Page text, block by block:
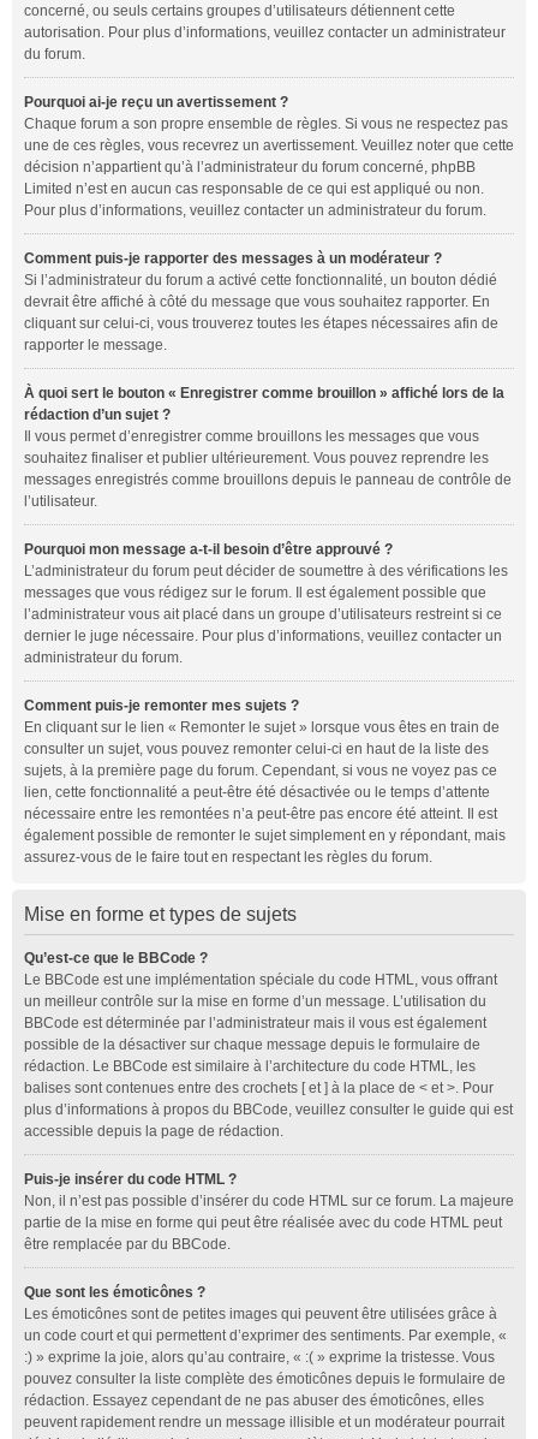
concerné, ou seuls certains groupes d’utilisateurs détiennent cette
autorisation. Pour plus d’informations, veuillez contacter un administrateur
du forum.
Pourquoi ai-je reçu un avertissement ?
Chaque forum a son propre ensemble de règles. Si vous ne respectez pas
une de ces règles, vous recevrez un avertissement. Veuillez noter que cette
décision n’appartient qu’à l’administrateur du forum concerné, phpBB
Limited n’est en aucun cas responsable de ce qui est appliqué ou non.
Pour plus d’informations, veuillez contacter un administrateur du forum.
Comment puis-je rapporter des messages à un modérateur ?
Si l’administrateur du forum a activé cette fonctionnalité, un bouton dédié
devrait être affiché à côté du message que vous souhaitez rapporter. En
cliquant sur celui-ci, vous trouverez toutes les étapes nécessaires afin de
rapporter le message.
À quoi sert le bouton « Enregistrer comme brouillon » affiché lors de la
rédaction d’un sujet ?
Il vous permet d’enregistrer comme brouillons les messages que vous
souhaitez finaliser et publier ultérieurement. Vous pouvez reprendre les
messages enregistrés comme brouillons depuis le panneau de contrôle de
l’utilisateur.
Pourquoi mon message a-t-il besoin d’être approuvé ?
L’administrateur du forum peut décider de soumettre à des vérifications les
messages que vous rédigez sur le forum. Il est également possible que
l’administrateur vous ait placé dans un groupe d’utilisateurs restreint si ce
dernier le juge nécessaire. Pour plus d’informations, veuillez contacter un
administrateur du forum.
Comment puis-je remonter mes sujets ?
En cliquant sur le lien « Remonter le sujet » lorsque vous êtes en train de
consulter un sujet, vous pouvez remonter celui-ci en haut de la liste des
sujets, à la première page du forum. Cependant, si vous ne voyez pas ce
lien, cette fonctionnalité a peut-être été désactivée ou le temps d’attente
nécessaire entre les remontées n’a peut-être pas encore été atteint. Il est
également possible de remonter le sujet simplement en y répondant, mais
assurez-vous de le faire tout en respectant les règles du forum.
Mise en forme et types de sujets
Qu’est-ce que le BBCode ?
Le BBCode est une implémentation spéciale du code HTML, vous offrant
un meilleur contrôle sur la mise en forme d’un message. L’utilisation du
BBCode est déterminée par l’administrateur mais il vous est également
possible de la désactiver sur chaque message depuis le formulaire de
rédaction. Le BBCode est similaire à l’architecture du code HTML, les
balises sont contenues entre des crochets [ et ] à la place de < et >. Pour
plus d’informations à propos du BBCode, veuillez consulter le guide qui est
accessible depuis la page de rédaction.
Puis-je insérer du code HTML ?
Non, il n’est pas possible d’insérer du code HTML sur ce forum. La majeure
partie de la mise en forme qui peut être réalisée avec du code HTML peut
être remplacée par du BBCode.
Que sont les émoticônes ?
Les émoticônes sont de petites images qui peuvent être utilisées grâce à
un code court et qui permettent d’exprimer des sentiments. Par exemple, «
:) » exprime la joie, alors qu’au contraire, « :( » exprime la tristesse. Vous
pouvez consulter la liste complète des émoticônes depuis le formulaire de
rédaction. Essayez cependant de ne pas abuser des émoticônes, elles
peuvent rapidement rendre un message illisible et un modérateur pourrait